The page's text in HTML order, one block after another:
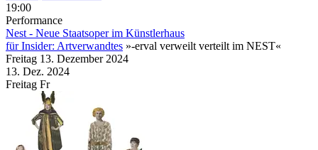
19:00
Performance
Nest - Neue Staatsoper im Künstlerhaus
für Insider: Artverwandtes »-erval verweilt verteilt im NEST«
Freitag 13. Dezember 2024
13. Dez. 2024
Freitag Fr